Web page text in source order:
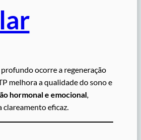
ocorre a regeneração
melhora a qualidade do sono e
hormonal e emocional,
eficaz.